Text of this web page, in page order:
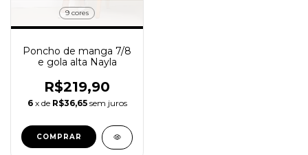
9 cores
Poncho de manga 7/8
e gola alta Nayla
R$219,90
6 x de R$36,65 sem juros
COMPRAR